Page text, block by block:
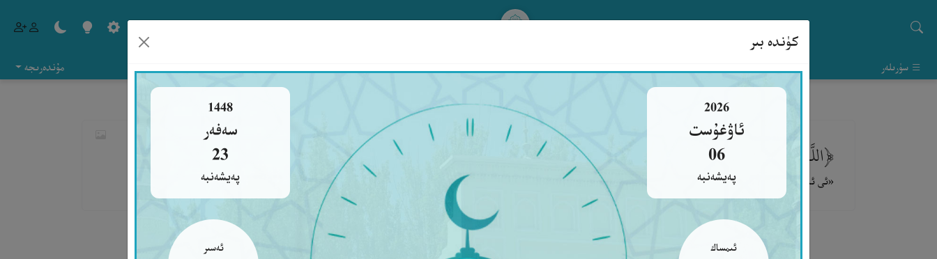
كۈندە بىر
2026
ئاۋغۇست
06
پەيشەنبە
1448
سەفەر
23
پەيشەنبە
ئىمساك ئەسىر
سۈرىلەر مۇندەرىجە
﴿اللَّهُمَّ لاَ خَيْرَ إِلاَّ خَيْرُكَ وَلاَ طَيْرَ إِلاَّ طَيْرُكَ وَلاَ إِلَهَ غَيْرُكَ﴾
«ئى ئاللاھ! سەن تەقدىر قىلغان شۇملۇقتىن باشقا شۇملۇق يوقتۇر، سېنىڭ ياخشىلىقىڭدىن باشقا ياخشىلىق يوقتۇر، سەندىن باشقا ھېچ مەئبۇد بەرھەق يوقتۇر.»